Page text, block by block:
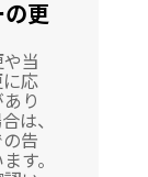
の更
当
応
り
は、
告
す。